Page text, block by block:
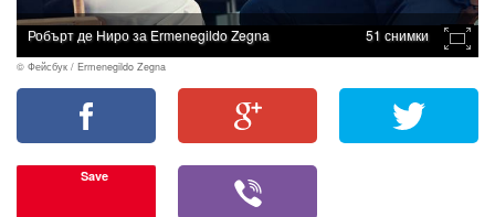
Робърт де Ниро за Ermenegildo Zegna 51 снимки
© Фейсбук / Ermenegildo Zegna
Save